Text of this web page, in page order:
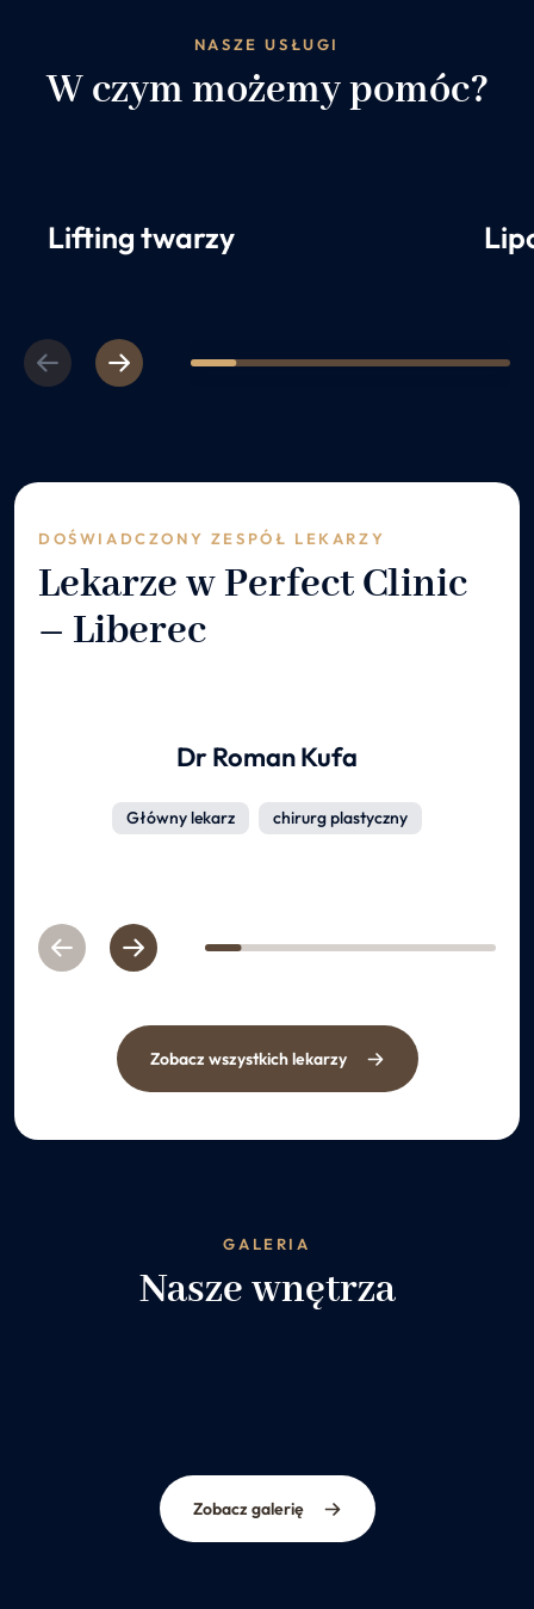
NASZE USŁUGI
W czym możemy pomóc?
Lifting twarzy
PreviousNext 1 2 3 4 5 6 7
DOŚWIADCZONY ZESPÓŁ LEKARZY
Lekarze w Perfect Clinic
– Liberec
Dr Roman Kufa
Główny lekarz chirurg plastyczny
PreviousNext 1 2 3 4 5 6 7 8
Zobacz wszystkich lekarzy
GALERIA
Nasze wnętrza
Zobacz galerię